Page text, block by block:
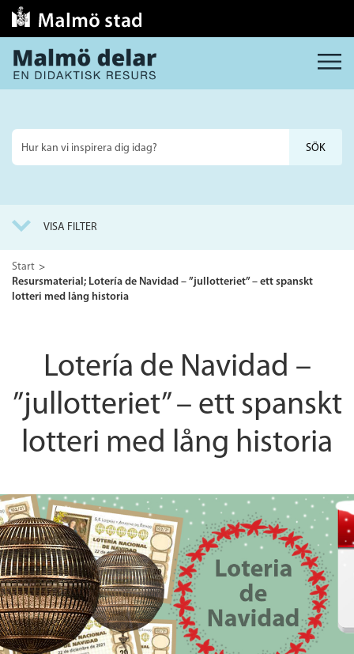
MENY
Sök
på
VISA FILTER
Start
Resursmaterial; Lotería de Navidad – ”jullotteriet” – ett spanskt
lotteri med lång historia
Lotería de Navidad –
”jullotteriet” – ett spanskt
lotteri med lång historia